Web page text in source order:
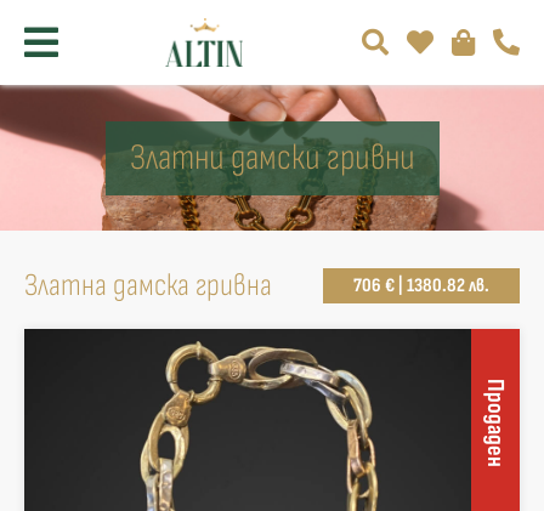
Златни дамски гривни
Златна дамска гривна 706 € | 1380.82 лв.
Продаден